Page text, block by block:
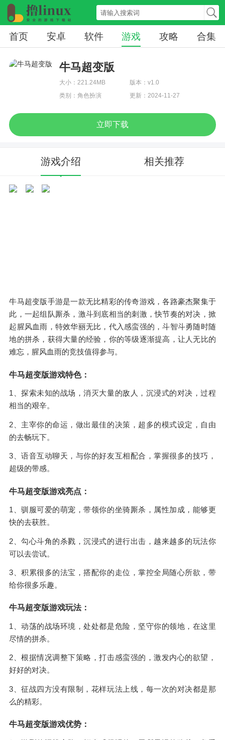
首页 安卓 软件 游戏 攻略 合集
牛马超变版
大小：221.24MB
版本：v1.0
类别：角色扮演
更新：2024-11-27
立即下载
游戏介绍 相关推荐
牛马超变版手游是一款无比精彩的传奇游戏，各路豪杰聚集于
此，一起组队厮杀，激斗到底相当的刺激，快节奏的对决，掀
起腥风血雨，特效华丽无比，代入感蛮强的，斗智斗勇随时随
地的拼杀，获得大量的经验，你的等级逐渐提高，让人无比的
难忘，腥风血雨的竞技值得参与。
牛马超变版游戏特色：
1、探索未知的战场，消灭大量的敌人，沉浸式的对决，过程
相当的艰辛。
2、主宰你的命运，做出最佳的决策，超多的模式设定，自由
的去畅玩下。
3、语音互动聊天，与你的好友互相配合，掌握很多的技巧，
超级的带感。
牛马超变版游戏亮点：
1、驯服可爱的萌宠，带领你的坐骑厮杀，属性加成，能够更
快的去获胜。
2、勾心斗角的杀戮，沉浸式的进行出击，越来越多的玩法你
可以去尝试。
3、积累很多的法宝，搭配你的走位，掌控全局随心所欲，带
给你很多乐趣。
牛马超变版游戏玩法：
1、动荡的战场环境，处处都是危险，坚守你的领地，在这里
尽情的拼杀。
2、根据情况调整下策略，打击感蛮强的，激发内心的欲望，
好好的对决。
3、征战四方没有限制，花样玩法上线，每一次的对决都是那
么的精彩。
牛马超变版游戏优势：